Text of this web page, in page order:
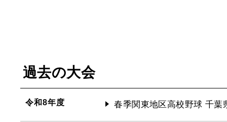
過去の大会
令和8年度 春季関東地区高校野球 千葉